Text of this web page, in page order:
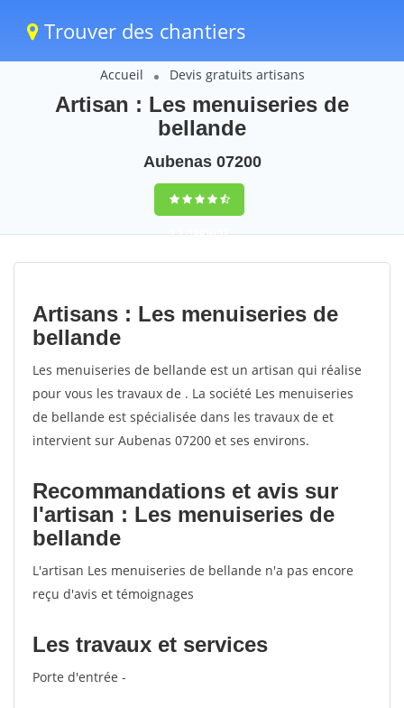
Trouver des chantiers
Accueil Devis gratuits artisans
Artisan : Les menuiseries de
bellande
Aubenas 07200
9,5(100%)57
votes
Artisans : Les menuiseries de
bellande
Les menuiseries de bellande est un artisan qui réalise
pour vous les travaux de . La société Les menuiseries
de bellande est spécialisée dans les travaux de et
intervient sur Aubenas 07200 et ses environs.
Recommandations et avis sur
l'artisan : Les menuiseries de
bellande
L'artisan Les menuiseries de bellande n'a pas encore
reçu d'avis et témoignages
Les travaux et services
Porte d'entrée -